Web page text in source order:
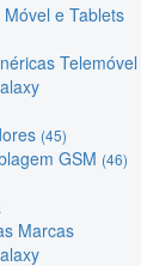
e Tablets
Telemóvel
(45)
GSM (46)
Marcas